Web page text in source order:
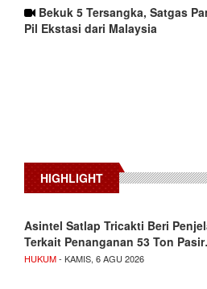
Bekuk 5 Tersangka, Satgas
Pil Ekstasi dari Malaysia
HIGHLIGHT
Asintel Satlap Tricakti Beri
Terkait Penanganan 53 Ton
HUKUM- KAMIS, 6 AGU 2026